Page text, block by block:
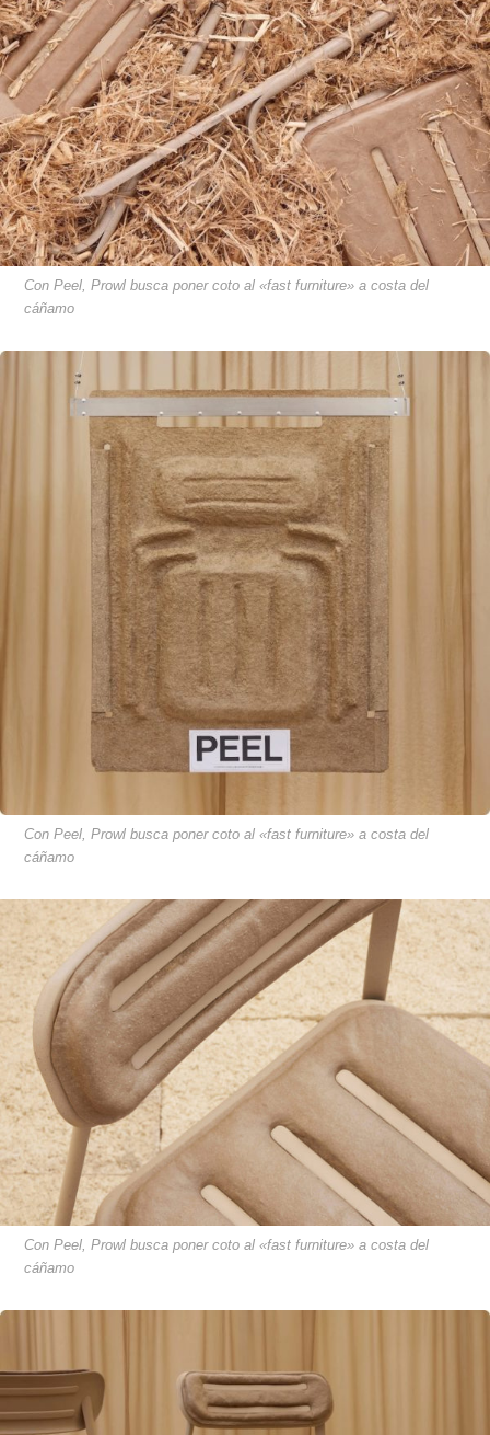
Con Peel, Prowl busca poner coto al «fast furniture» a costa del
cáñamo
Con Peel, Prowl busca poner coto al «fast furniture» a costa del
cáñamo
Con Peel, Prowl busca poner coto al «fast furniture» a costa del
cáñamo